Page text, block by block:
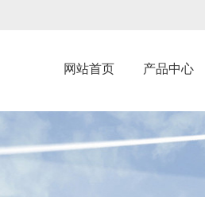
网站首页 产品中心